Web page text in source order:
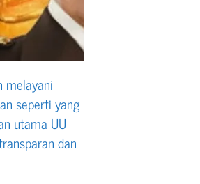
melayani
seperti yang
utama UU
dan